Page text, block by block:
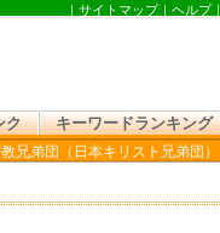
｜ サイトマップ｜ ヘルプ｜
ク キーワードランキング
兄弟団（日本キリスト兄弟団）